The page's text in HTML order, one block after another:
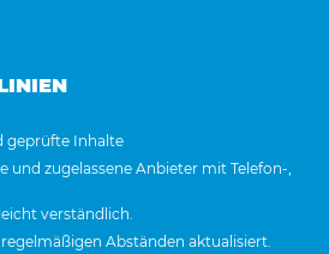
geprüfte Inhalte
und zugelassene Anbieter mit Telefon-,
verständlich.
Abständen aktualisiert.